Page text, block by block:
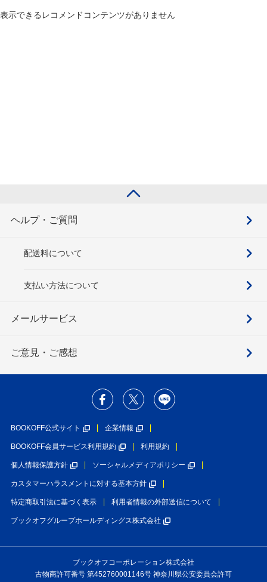
表示できるレコメンドコンテンツがありません
ヘルプ・ご質問
配送料について
支払い方法について
メールサービス
ご意見・ご感想
BOOKOFF公式サイト 企業情報
BOOKOFF会員サービス利用規約 利用規約
個人情報保護方針 ソーシャルメディアポリシー
カスタマーハラスメントに対する基本方針
特定商取引法に基づく表示 利用者情報の外部送信について
ブックオフグループホールディングス株式会社
ブックオフコーポレーション株式会社
古物商許可番号 第452760001146号 神奈川県公安委員会許可